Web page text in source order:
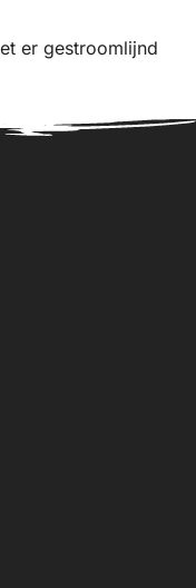
er gestroomlijnd